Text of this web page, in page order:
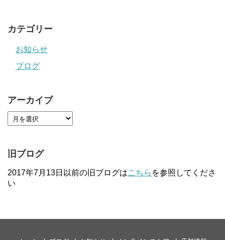
カテゴリー
お知らせ
ブログ
アーカイブ
旧ブログ
2017年7月13日以前の旧ブログはこちら を参照してくださ
い